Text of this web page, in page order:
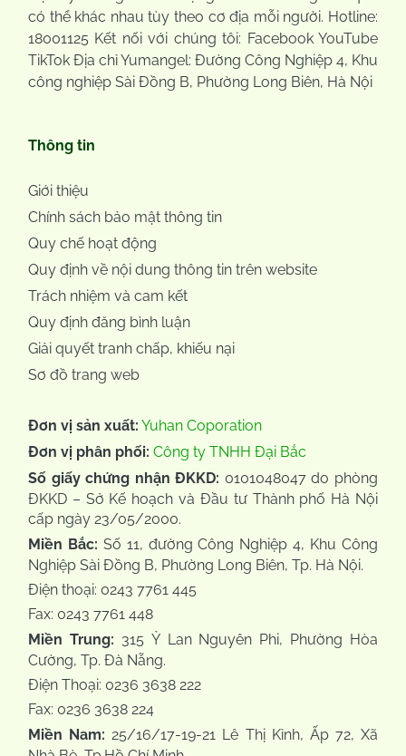
có thể khác nhau tùy theo cơ địa mỗi người. Hotline:
18001125 Kết nối với chúng tôi: Facebook YouTube
TikTok Địa chỉ Yumangel: Đường Công Nghiệp 4, Khu
công nghiệp Sài Đồng B, Phường Long Biên, Hà Nội
Thông tin
Giới thiệu
Chính sách bảo mật thông tin
Quy chế hoạt động
Quy định về nội dung thông tin trên website
Trách nhiệm và cam kết
Quy định đăng bình luận
Giải quyết tranh chấp, khiếu nại
Sơ đồ trang web
Đơn vị sản xuất: Yuhan Coporation
Đơn vị phân phối: Công ty TNHH Đại Bắc
Số giấy chứng nhận ĐKKD: 0101048047 do phòng
ĐKKD – Sở Kế hoạch và Đầu tư Thành phố Hà Nội
cấp ngày 23/05/2000.
Miền Bắc: Số 11, đường Công Nghiệp 4, Khu Công
Nghiệp Sài Đồng B, Phường Long Biên, Tp. Hà Nội.
Điện thoại: 0243 7761 445
Fax: 0243 7761 448
Miền Trung: 315 Ỷ Lan Nguyên Phi, Phường Hòa
Cường, Tp. Đà Nẵng.
Điện Thoại: 0236 3638 222
Fax: 0236 3638 224
Miền Nam: 25/16/17-19-21 Lê Thị Kỉnh, Ấp 72, Xã